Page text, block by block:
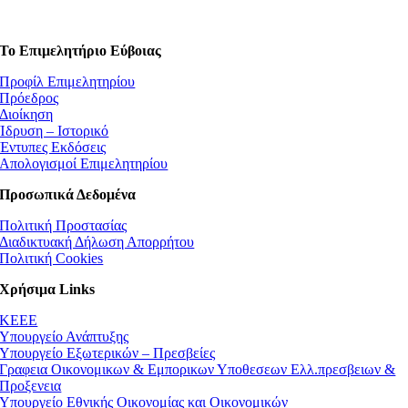
Το Επιμελητήριο Εύβοιας
Προφίλ Επιμελητηρίου
Πρόεδρος
Διοίκηση
Ίδρυση – Ιστορικό
Έντυπες Εκδόσεις
Απολογισμοί Επιμελητηρίου
Προσωπικά Δεδομένα
Πολιτική Προστασίας
Διαδικτυακή Δήλωση Απορρήτου
Πολιτική Cookies
Χρήσιμα Links
ΚEEE
Υπουργείο Ανάπτυξης
Υπουργείο Εξωτερικών – Πρεσβείες
Γραφεια Οικονομικων & Εμπορικων Υποθεσεων Ελλ.πρεσβειων &
Προξενεια
Υπουργείο Εθνικής Οικονομίας και Οικονομικών